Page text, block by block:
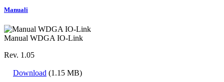
Manuali
Manual WDGA IO-Link
Rev. 1.05
Download (1.15 MB)